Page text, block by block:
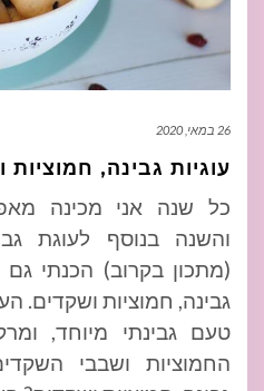
26 במאי, 2020
עוגיות גבינה, חמוציות
כל שנה אני מכינה
והשנה בנוסף לעוגת
(מתכון בקרוב) הכנתי גם
גבינה, חמוציות ושקדים.
טעם גבינתי מיוחד,
החמוציות ושבבי